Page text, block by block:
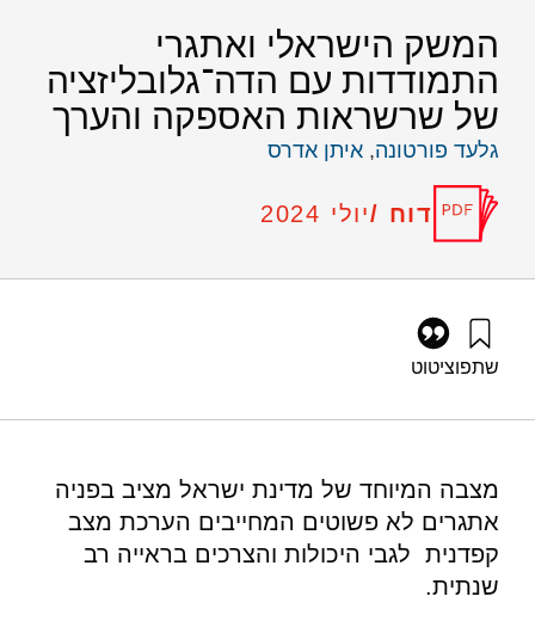
המשק הישראלי ואתגרי
התמודדות עם הדה־גלובליזציה
של שרשראות האספקה והערך
גלעד פורטונה, איתן אדרס
דוח /יולי 2024
שתפוציטוט
chains-of-supply-and-the-deglobalization
מצבה המיוחד של מדינת ישראל מציב בפניה
אתגרים לא פשוטים המחייבים הערכת מצב
קפדנית לגבי היכולות והצרכים בראייה רב
שנתית.